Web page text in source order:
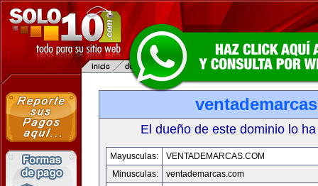
El dueño de este dominio lo
Mayusculas:
VENTADEMARCAS.COM
Minusculas:
ventademarcas.com